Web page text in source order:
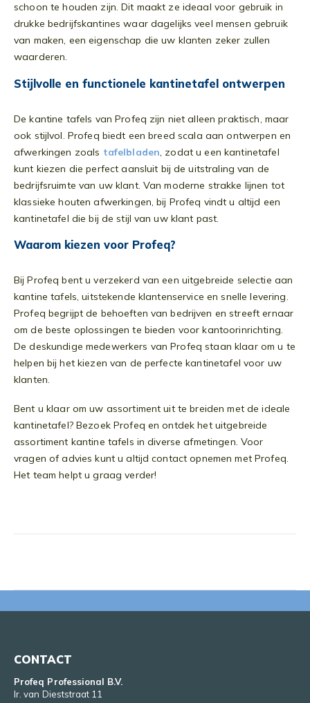
schoon te houden zijn. Dit maakt ze ideaal voor gebruik in
drukke bedrijfskantines waar dagelijks veel mensen gebruik
van maken, een eigenschap die uw klanten zeker zullen
waarderen.
Stijlvolle en functionele kantinetafel ontwerpen
De kantine tafels van Profeq zijn niet alleen praktisch, maar
ook stijlvol. Profeq biedt een breed scala aan ontwerpen en
afwerkingen zoals tafelbladen , zodat u een kantinetafel
kunt kiezen die perfect aansluit bij de uitstraling van de
bedrijfsruimte van uw klant. Van moderne strakke lijnen tot
klassieke houten afwerkingen, bij Profeq vindt u altijd een
kantinetafel die bij de stijl van uw klant past.
Waarom kiezen voor Profeq?
Bij Profeq bent u verzekerd van een uitgebreide selectie aan
kantine tafels, uitstekende klantenservice en snelle levering.
Profeq begrijpt de behoeften van bedrijven en streeft ernaar
om de beste oplossingen te bieden voor kantoorinrichting.
De deskundige medewerkers van Profeq staan klaar om u te
helpen bij het kiezen van de perfecte kantinetafel voor uw
klanten.
Bent u klaar om uw assortiment uit te breiden met de ideale
kantinetafel? Bezoek Profeq en ontdek het uitgebreide
assortiment kantine tafels in diverse afmetingen. Voor
vragen of advies kunt u altijd contact opnemen met Profeq.
Het team helpt u graag verder!
CONTACT
Profeq Professional B.V.
Ir. van Dieststraat 11